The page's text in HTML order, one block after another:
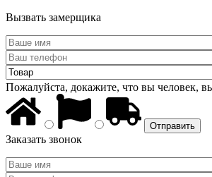
Вызвать замерщика
Пожалуйста, докажите, что вы человек,
Заказать звонок